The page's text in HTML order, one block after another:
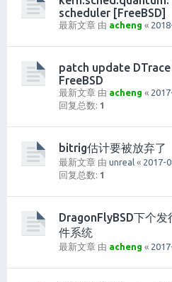
scheduler [FreeBSD]
最新文章 由 acheng «
patch update DTrace
FreeBSD
最新文章 由 acheng «
回复总数: 1
bitrig估计要被放弃了
最新文章 由 unreal « 2017-
回复总数: 1
DragonFlyBSD下个
件系统
最新文章 由 acheng «